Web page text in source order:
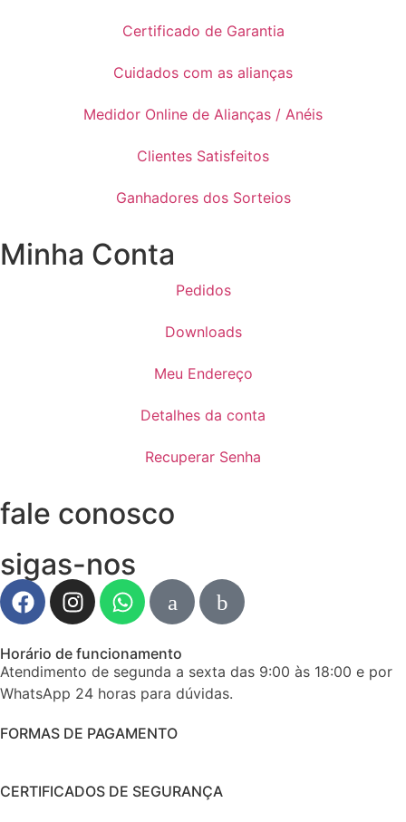
Certificado de Garantia
Cuidados com as alianças
Medidor Online de Alianças / Anéis
Clientes Satisfeitos
Ganhadores dos Sorteios
Minha Conta
Pedidos
Downloads
Meu Endereço
Detalhes da conta
Recuperar Senha
fale conosco
sigas-nos
Horário de funcionamento
Atendimento de segunda a sexta das 9:00 às 18:00 e por
WhatsApp 24 horas para dúvidas.
FORMAS DE PAGAMENTO
CERTIFICADOS DE SEGURANÇA